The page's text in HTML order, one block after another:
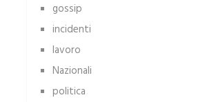
gossip
incidenti
lavoro
Nazionali
politica